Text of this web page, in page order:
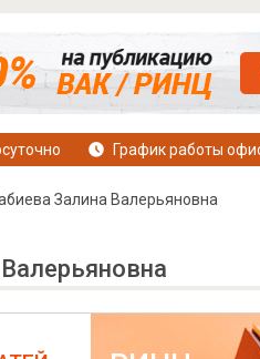
График работы
Залина Валерьяновна